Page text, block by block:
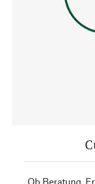
Ob Beratung,